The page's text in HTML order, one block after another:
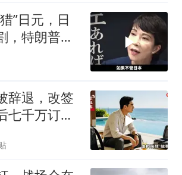
”日元，日
，特朗普金
辞退，改签
七千万订单